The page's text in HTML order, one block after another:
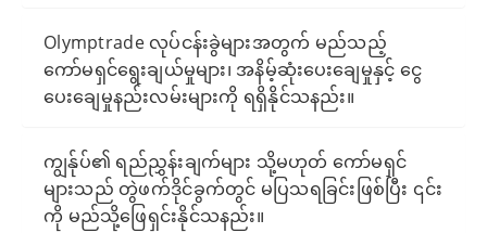
Olymptrade လုပ်ငန်းခွဲများအတွက် မည်သည့်
ကော်မရှင်ရွေးချယ်မှုများ၊ အနိမ့်ဆုံးပေးချေမှုနှင့် ငွေ
ပေးချေမှုနည်းလမ်းများကို ရရှိနိုင်သနည်း။
ကျွန်ုပ်၏ ရည်ညွှန်းချက်များ သို့မဟုတ် ကော်မရှင်
များသည် တွဲဖက်ဒိုင်ခွက်တွင် မပြသရခြင်းဖြစ်ပြီး ၎င်း
ကို မည်သို့ဖြေရှင်းနိုင်သနည်း။